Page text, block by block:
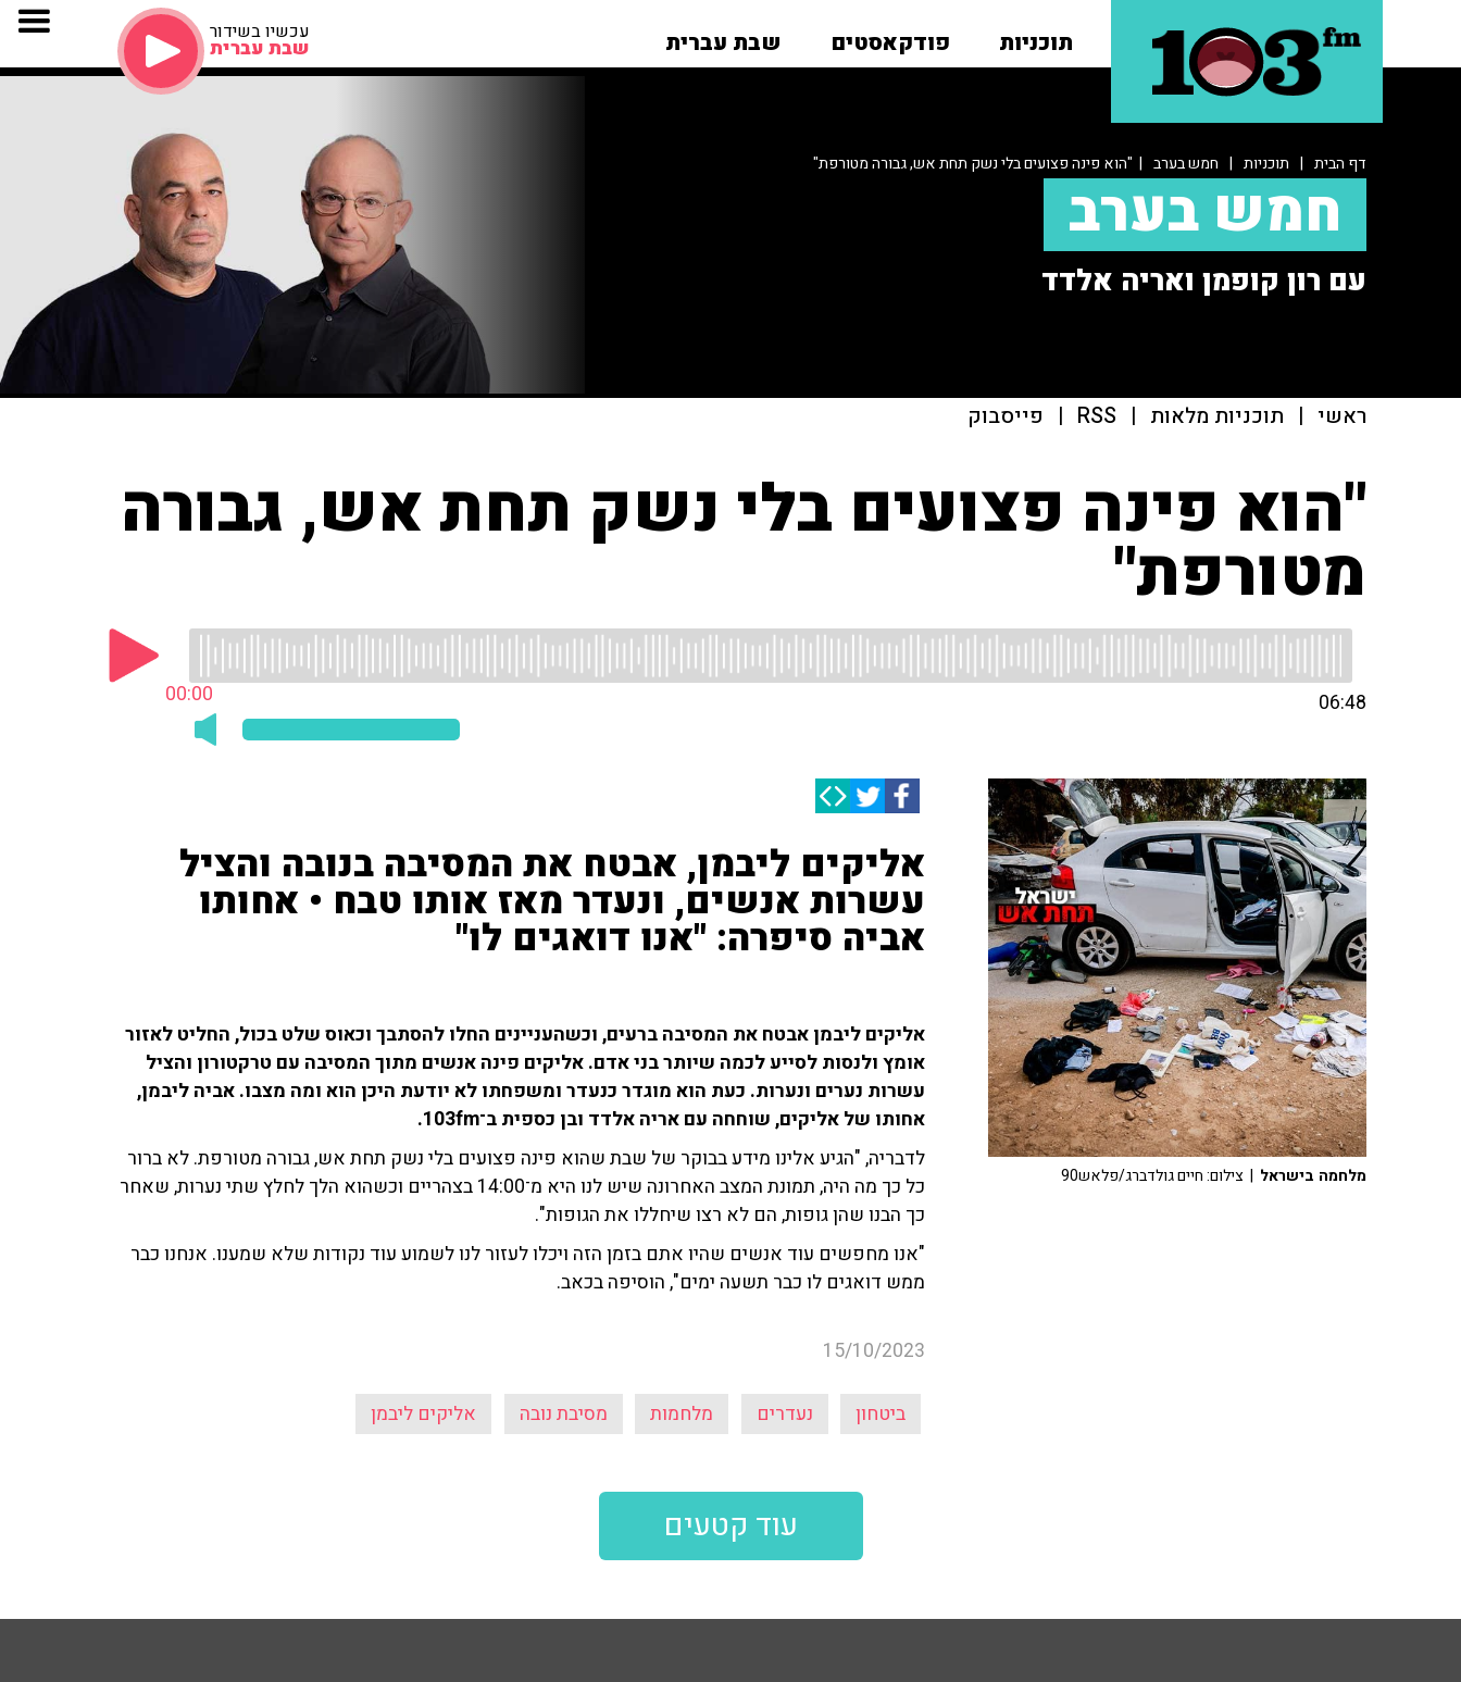
תוכניות פודקאסטים שבת עברית עכשיו בשידור
שבת עברית
דף הבית | תוכניות | חמש בערב | "הוא פינה פצועים בלי נשק תחת אש, גבורה מטורפת"
חמש בערב
עם רון קופמן ואריה אלדד
ראשי | תוכניות מלאות |
RSS
| פייסבוק
"הוא פינה פצועים בלי נשק תחת אש, גבורה
מטורפת"
00:00 06:48
אליקים ליבמן, אבטח את המסיבה בנובה והציל
עשרות אנשים, ונעדר מאז אותו טבח • אחותו
אביה סיפרה: "אנו דואגים לו"
אליקים ליבמן אבטח את המסיבה ברעים, וכשהעניינים החלו להסתבך וכאוס שלט בכול, החליט לאזור
אומץ ולנסות לסייע לכמה שיותר בני אדם. אליקים פינה אנשים מתוך המסיבה עם טרקטורון והציל
עשרות נערים ונערות. כעת הוא מוגדר כנעדר ומשפחתו לא יודעת היכן הוא ומה מצבו. אביה ליבמן,
אחותו של אליקים, שוחחה עם אריה אלדד ובן כספית ב־103fm.
לדבריה, "הגיע אלינו מידע בבוקר של שבת שהוא פינה פצועים בלי נשק תחת אש, גבורה מטורפת. לא ברור
כל כך מה היה, תמונת המצב האחרונה שיש לנו היא מ־14:00 בצהריים וכשהוא הלך לחלץ שתי נערות, שאחר
כך הבנו שהן גופות, הם לא רצו שיחללו את הגופות".
"אנו מחפשים עוד אנשים שהיו אתם בזמן הזה ויכלו לעזור לנו לשמוע עוד נקודות שלא שמענו. אנחנו כבר
ממש דואגים לו כבר תשעה ימים", הוסיפה בכאב.
15/10/2023
ביטחון נעדרים מלחמות מסיבת נובה אליקים ליבמן
מלחמה בישראל | צילום: חיים גולדברג/פלאש90
עוד קטעים